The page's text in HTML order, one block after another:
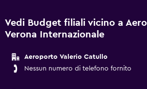
Vedi Budget filiali vicino a
Verona Internazionale
Aeroporto Valerio Catullo
Nessun numero di telefono fornito